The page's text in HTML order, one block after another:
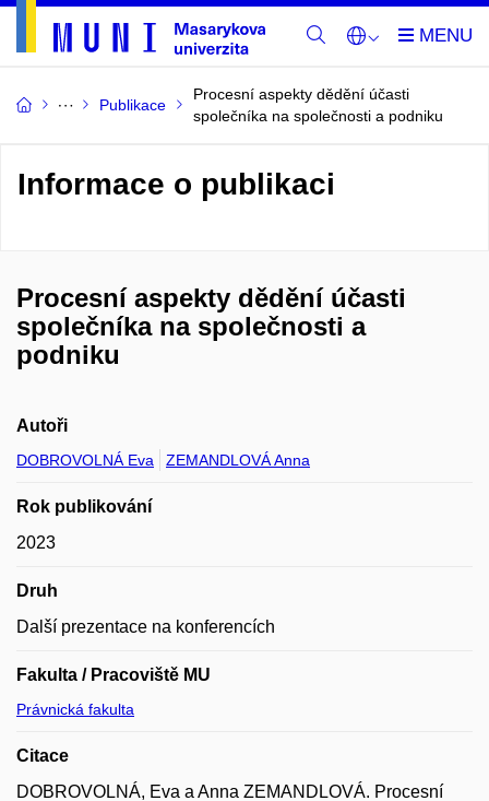
Publikace
Procesní aspekty dědění účasti
společníka na společnosti a podniku
Informace o publikaci
Procesní aspekty dědění účasti
společníka na společnosti a
podniku
Autoři
DOBROVOLNÁ Eva ZEMANDLOVÁ Anna
Rok publikování
2023
Druh
Další prezentace na konferencích
Fakulta / Pracoviště MU
Právnická fakulta
Citace
DOBROVOLNÁ, Eva a Anna ZEMANDLOVÁ. Procesní